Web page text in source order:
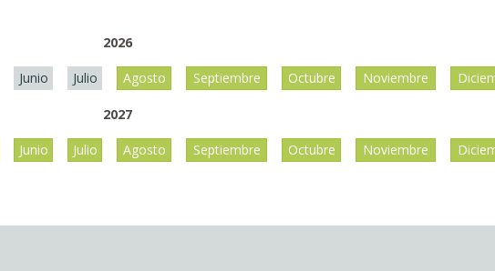
2026
Junio Julio Agosto Septiembre Octubre Noviembre
2027
Junio Julio Agosto Septiembre Octubre Noviembre